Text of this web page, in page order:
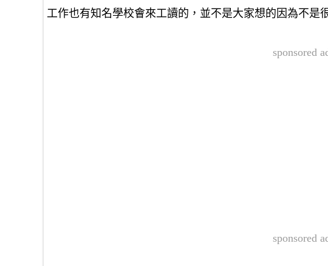
工作也有知名學校會來工讀的，並不是大家想的因為不是
sponsored
sponsored